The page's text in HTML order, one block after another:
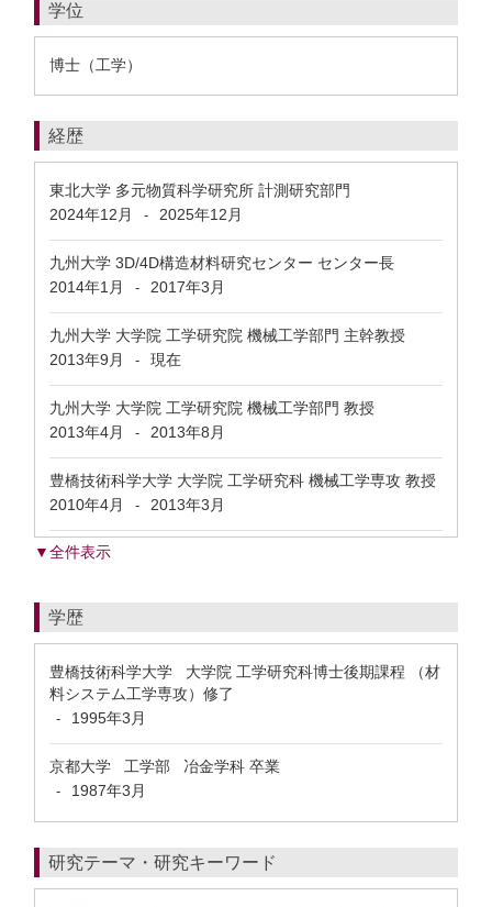
学位
博士（工学）
経歴
東北大学 多元物質科学研究所 計測研究部門
2024年12月
- 2025年12月
九州大学 3D/4D構造材料研究センター センター長
2014年1月
- 2017年3月
九州大学 大学院 工学研究院 機械工学部門 主幹教授
2013年9月
- 現在
九州大学 大学院 工学研究院 機械工学部門 教授
2013年4月
- 2013年8月
豊橋技術科学大学 大学院 工学研究科 機械工学専攻 教授
2010年4月
- 2013年3月
▼全件表示
学歴
豊橋技術科学大学 大学院 工学研究科博士後期課程 （材
料システム工学専攻）修了
- 1995年3月
京都大学 工学部 冶金学科 卒業
- 1987年3月
研究テーマ・研究キーワード